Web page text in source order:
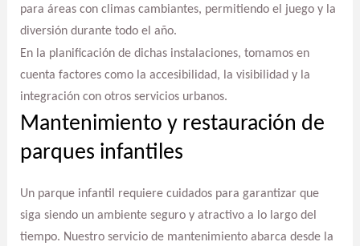
para áreas con climas cambiantes, permitiendo el juego y la
diversión durante todo el año.
En la planificación de dichas instalaciones, tomamos en
cuenta factores como la accesibilidad, la visibilidad y la
integración con otros servicios urbanos.
Mantenimiento y restauración de
parques infantiles
Un parque infantil requiere cuidados para garantizar que
siga siendo un ambiente seguro y atractivo a lo largo del
tiempo. Nuestro servicio de mantenimiento abarca desde la